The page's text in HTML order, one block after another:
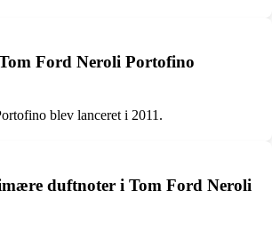
Ford Neroli Portofino
blev lanceret i 2011.
duftnoter i Tom Ford Neroli